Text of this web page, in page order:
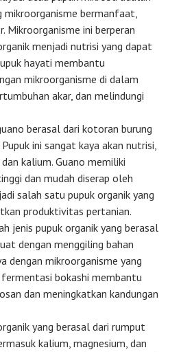
mikroorganisme bermanfaat,
Mikroorganisme ini berperan
menjadi nutrisi yang dapat
hayati membantu
mikroorganisme di dalam
akar, dan melindungi
berasal dari kotoran burung
ini sangat kaya akan nutrisi,
kalium. Guano memiliki
dan mudah diserap oleh
salah satu pupuk organik yang
produktivitas pertanian.
jenis pupuk organik yang berasal
dengan menggiling bahan
dengan mikroorganisme yang
bokashi membantu
dan meningkatkan kandungan
yang berasal dari rumput
kalium, magnesium, dan